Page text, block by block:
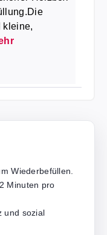
kleine,
Wiederbefüllen.
Minuten pro
und sozial